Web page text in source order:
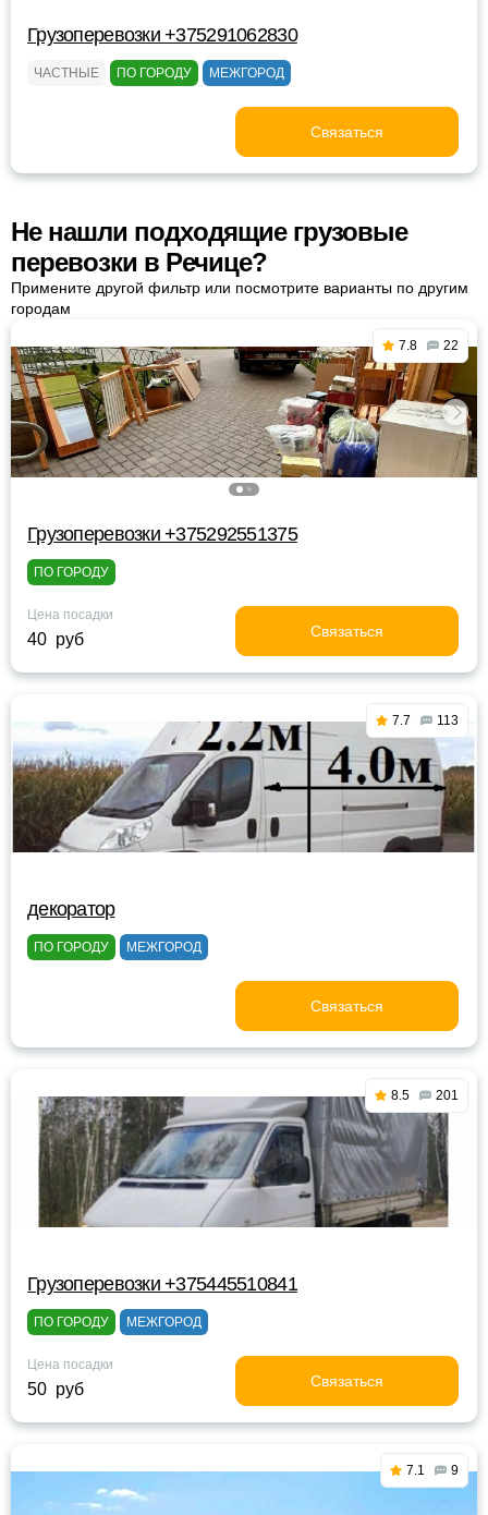
Грузоперевозки +375291062830
ЧАСТНЫЕ ПО ГОРОДУ МЕЖГОРОД
Связаться
Не нашли подходящие грузовые
перевозки в Речице?
Примените другой фильтр или посмотрите варианты по другим
городам
7.8 22
Грузоперевозки +375292551375
ПО ГОРОДУ
Цена посадки
40 руб Связаться
7.7 113
декоратор
ПО ГОРОДУ МЕЖГОРОД
Связаться
8.5 201
Грузоперевозки +375445510841
ПО ГОРОДУ МЕЖГОРОД
Цена посадки
50 руб Связаться
7.1 9